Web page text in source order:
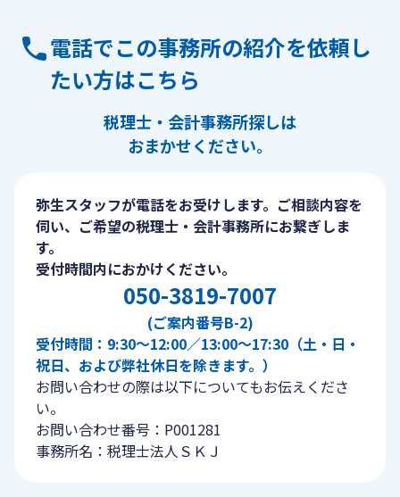
電話でこの事務所の紹介を依頼し
たい方はこちら
税理士・会計事務所探しは
おまかせください。
弥生スタッフが電話をお受けします。ご相談内容を
伺い、ご希望の税理士・会計事務所にお繋ぎしま
す。
受付時間内におかけください。
050-3819-7007
(ご案内番号B-2)
受付時間：9:30〜12:00／13:00〜17:30（土・日・
祝日、および弊社休日を除きます。）
お問い合わせの際は以下についてもお伝えくださ
い。
お問い合わせ番号：P001281
事務所名：税理士法人ＳＫＪ